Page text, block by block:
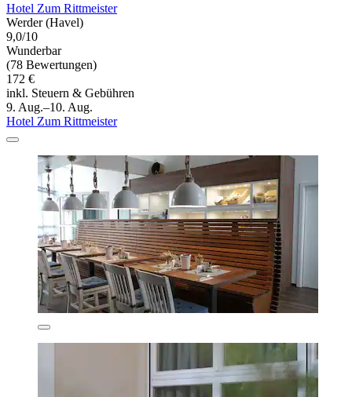
Hotel Zum Rittmeister
Werder (Havel)
9,0/10
Wunderbar
(78 Bewertungen)
172 €
inkl. Steuern & Gebühren
9. Aug.–10. Aug.
Hotel Zum Rittmeister